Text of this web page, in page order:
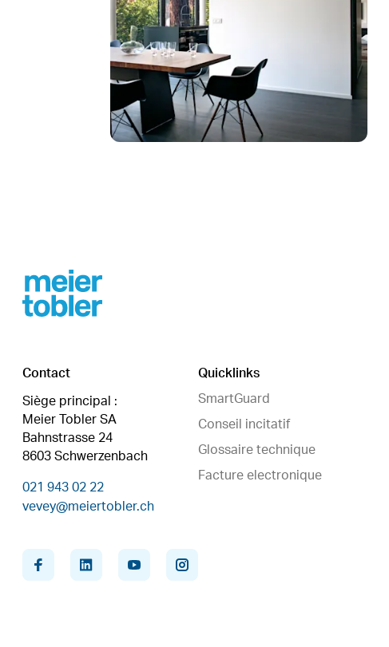
Footer
Contact
Siège principal :
Meier Tobler SA
Bahnstrasse 24
8603 Schwerzenbach
021 943 02 22
vevey@meiertobler.ch
facebooklinkedin youtube instagram
Quicklinks
SmartGuard
Conseil incitatif
Glossaire technique
Facture electronique